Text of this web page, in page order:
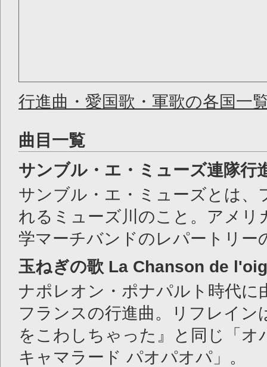
行進曲・愛国歌・軍歌の各国一
曲目一覧
サンブル・エ・ミューズ連隊行
サンブル・エ・ミューズとは、
れるミューズ川のこと。アメリ
学マーチバンドのレパートリー
玉ねぎの歌 La Chanson de
ナポレオン・ポナパルト時代に
フランスの行進曲。リフレイン
をこわしちゃった』と同じ「オ
キャマラード パオパオパ」。